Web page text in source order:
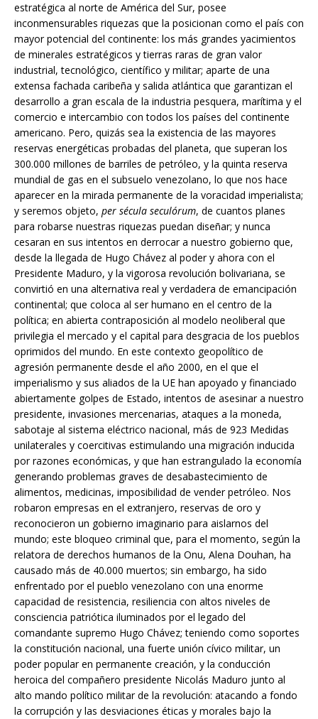
estratégica al norte de América del Sur, posee
inconmensurables riquezas que la posicionan como el país con
mayor potencial del continente: los más grandes yacimientos
de minerales estratégicos y tierras raras de gran valor
industrial, tecnológico, científico y militar; aparte de una
extensa fachada caribeña y salida atlántica que garantizan el
desarrollo a gran escala de la industria pesquera, marítima y el
comercio e intercambio con todos los países del continente
americano. Pero, quizás sea la existencia de las mayores
reservas energéticas probadas del planeta, que superan los
300.000 millones de barriles de petróleo, y la quinta reserva
mundial de gas en el subsuelo venezolano, lo que nos hace
aparecer en la mirada permanente de la voracidad imperialista;
y seremos objeto, per sécula seculórum, de cuantos planes
para robarse nuestras riquezas puedan diseñar; y nunca
cesaran en sus intentos en derrocar a nuestro gobierno que,
desde la llegada de Hugo Chávez al poder y ahora con el
Presidente Maduro, y la vigorosa revolución bolivariana, se
convirtió en una alternativa real y verdadera de emancipación
continental; que coloca al ser humano en el centro de la
política; en abierta contraposición al modelo neoliberal que
privilegia el mercado y el capital para desgracia de los pueblos
oprimidos del mundo. En este contexto geopolítico de
agresión permanente desde el año 2000, en el que el
imperialismo y sus aliados de la UE han apoyado y financiado
abiertamente golpes de Estado, intentos de asesinar a nuestro
presidente, invasiones mercenarias, ataques a la moneda,
sabotaje al sistema eléctrico nacional, más de 923 Medidas
unilaterales y coercitivas estimulando una migración inducida
por razones económicas, y que han estrangulado la economía
generando problemas graves de desabastecimiento de
alimentos, medicinas, imposibilidad de vender petróleo. Nos
robaron empresas en el extranjero, reservas de oro y
reconocieron un gobierno imaginario para aislarnos del
mundo; este bloqueo criminal que, para el momento, según la
relatora de derechos humanos de la Onu, Alena Douhan, ha
causado más de 40.000 muertos; sin embargo, ha sido
enfrentado por el pueblo venezolano con una enorme
capacidad de resistencia, resiliencia con altos niveles de
consciencia patriótica iluminados por el legado del
comandante supremo Hugo Chávez; teniendo como soportes
la constitución nacional, una fuerte unión cívico militar, un
poder popular en permanente creación, y la conducción
heroica del compañero presidente Nicolás Maduro junto al
alto mando político militar de la revolución: atacando a fondo
la corrupción y las desviaciones éticas y morales bajo la